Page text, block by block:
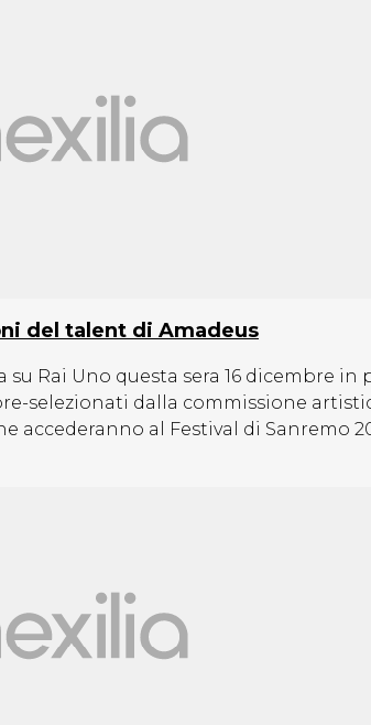
del talent di Amadeus
Rai Uno questa sera 16 dicembre in
selezionati dalla commissione
accederanno al Festival di Sanremo